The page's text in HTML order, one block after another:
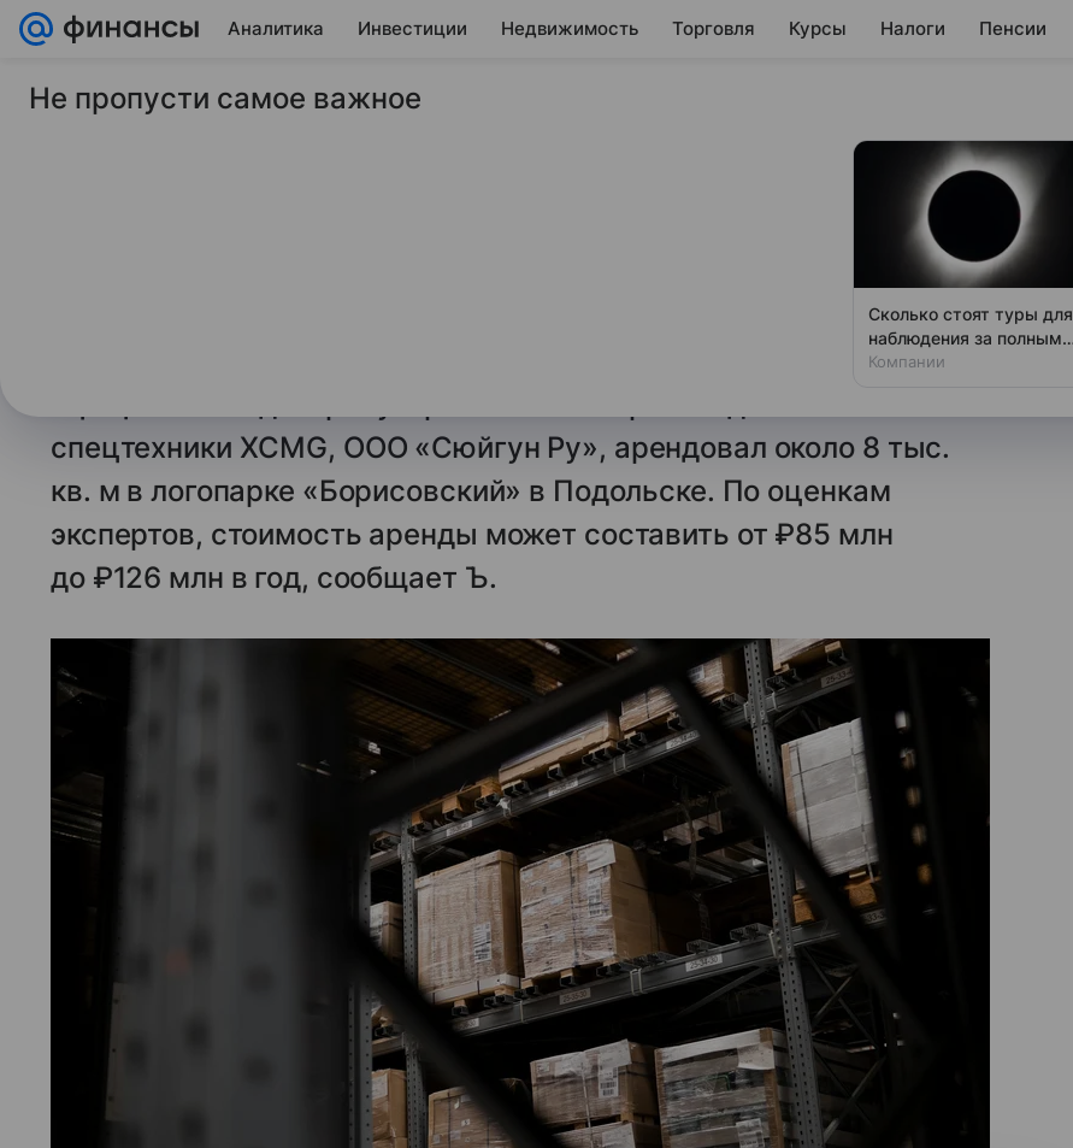
Аналитика Инвестиции Недвижимость Торговля Курсы Налоги Пенсии
7 августа 2025 Market Power
спецтехники XCMG, ООО «Сюйгун Ру», арендовал около 8 тыс.
кв. м в логопарке «Борисовский» в Подольске. По оценкам
экспертов, стоимость аренды может составить от ₽85 млн
до ₽126 млн в год, сообщает Ъ.
Не пропусти самое важное
Сколько стоят туры для
наблюдения за полным
солнечным затмением
Компании